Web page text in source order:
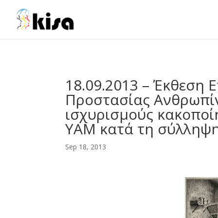
18.09.2013 – Έκθεση
Προστασίας
ισχυρισμούς
ΥΑΜ κατά τη
Sep 18, 2013